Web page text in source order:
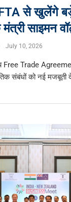
से खुलेंगे
साइमन
July 10, 2026
Trade
संबंधों को नई मजबूती